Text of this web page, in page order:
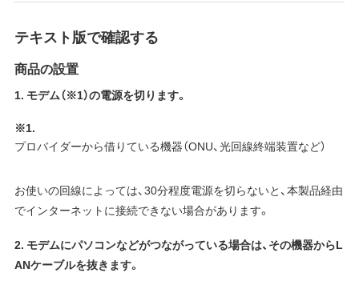
テキスト版で確認する
商品の設置
1. モデム（※1）の電源を切ります。
※1.
プロバイダーから借りている機器（ONU、光回線終端装置など）
お使いの回線によっては、30分程度電源を切らないと、本製品経由
でインターネットに接続できない場合があります。
2. モデムにパソコンなどがつながっている場合は、その機器からL
ANケーブルを抜きます。